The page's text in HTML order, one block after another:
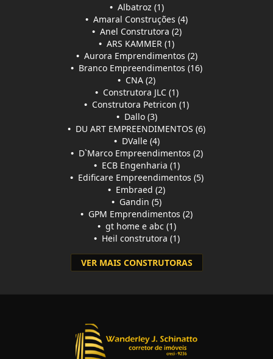
• Albatroz (1)
• Amaral Construções (4)
• Anel Construtora (2)
• ARS KAMMER (1)
• Aurora Emprendimentos (2)
• Branco Empreendimentos (16)
• CNA (2)
• Construtora JLC (1)
• Construtora Petricon (1)
• Dallo (3)
• DU ART EMPREENDIMENTOS (6)
• DValle (4)
• D`Marco Empreendimentos (2)
• ECB Engenharia (1)
• Edificare Empreendimentos (5)
• Embraed (2)
• Gandin (5)
• GPM Emprendimentos (2)
• gt home e abc (1)
• Heil construtora (1)
VER MAIS CONSTRUTORAS